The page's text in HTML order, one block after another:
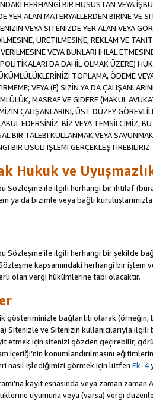
HERHANGİ BİR HUSUSTAN VEYA
YER ALAN MATERYALLERDEN BİRİNE VE
VEYA SİTENİZDE YER ALAN VEYA
ÜRETİLMESİNE, REKLAM VE
VEYA BUNLARI İHLAL
DA DAHİL OLMAK ÜZERE)
TOPLAMA, ÖDEME
VEYA (F) SİZİN YA DA
MASRAF VE GİDERE (MAKUL
ÇALIŞANLARINI, ÜST DÜZEY
EDERSİNİZ. BİZ VEYA TEMSİLCİMİZ,
BİR TALEBİ KULLANMAK VEYA
BİR USULİ İŞLEMİ GERÇEKLEŞTİREBİLİRİZ.
Hukuk ve
Sözleşme ile ilgili herhangi bir ihtilaf
ya da bizimle veya bağlı
Sözleşme ile ilgili herhangi bir şekilde
kapsamındaki herhangi bir işlem
olan vergi hükümlerine tabi olacaktır.
gösteriminizle bağlantılı olarak
Sitenizle ve Sitenizin kullanıcılarıyla
etmek için sitenizi gözden geçirebilir,
İçeriği’nin konumlandırılmasını
nasıl işlediğimizi görmek için lütfen Ek-4
kayıt esnasında veya zaman
uyumuna veya (varsa) vergi